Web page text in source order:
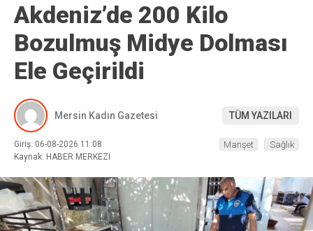
Akdeniz’de 200 Kilo
Bozulmuş Midye Dolması
Ele Geçirildi
Mersin Kadın Gazetesi TÜM YAZILARI
Giriş: 06-08-2026 11:08
Kaynak: HABER MERKEZI
Manşet Sağlık